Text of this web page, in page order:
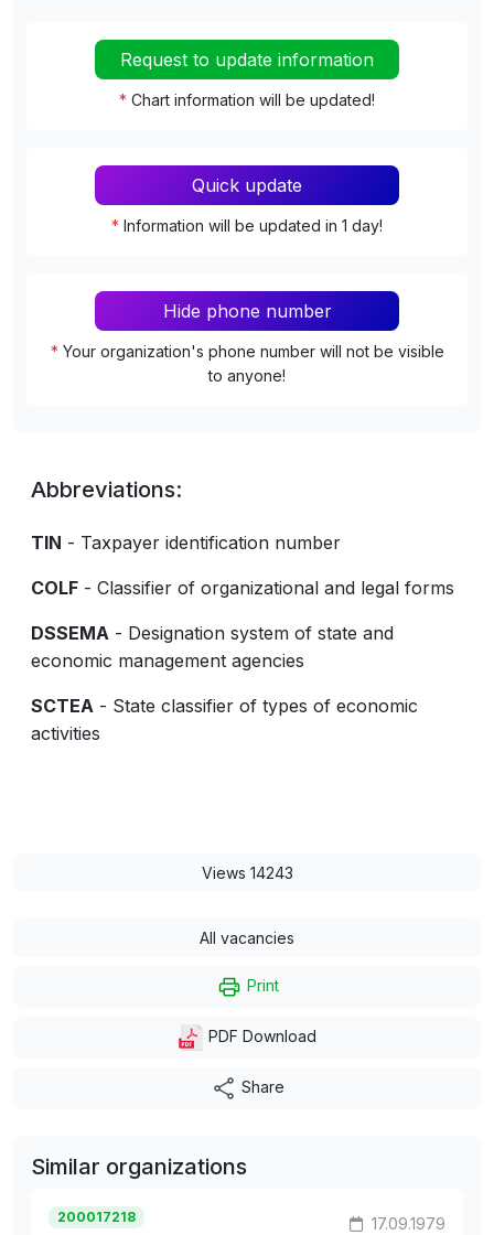
Request to update information
* Chart information will be updated!
Quick update
* Information will be updated in 1 day!
Hide phone number
* Your organization's phone number will not be visible
to anyone!
Abbreviations:
TIN - Taxpayer identification number
COLF - Classifier of organizational and legal forms
DSSEMA - Designation system of state and
economic management agencies
SCTEA - State classifier of types of economic
activities
Views 14243
All vacancies
Print
PDF Download
Share
Similar organizations
200017218 17.09.1979